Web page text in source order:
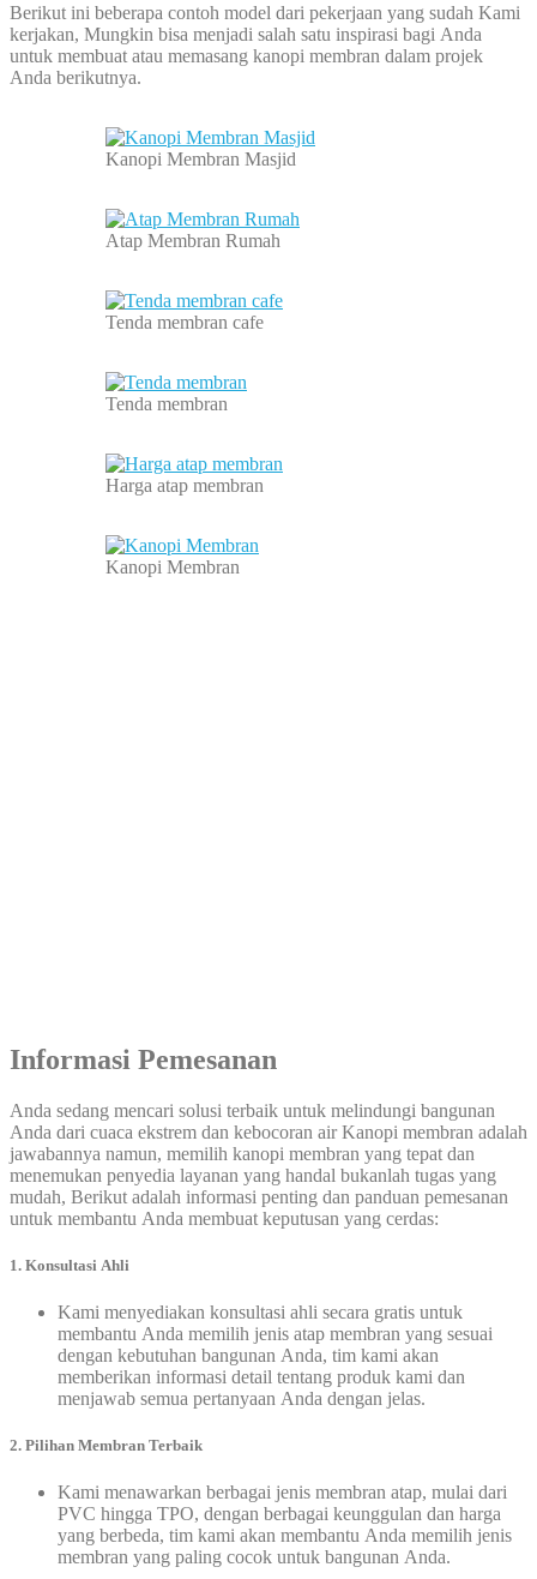
Berikut ini beberapa contoh model dari pekerjaan yang sudah Kami
kerjakan, Mungkin bisa menjadi salah satu inspirasi bagi Anda
untuk membuat atau memasang kanopi membran dalam projek
Anda berikutnya.
Kanopi Membran Masjid
Atap Membran Rumah
Tenda membran cafe
Tenda membran
Harga atap membran
Kanopi Membran
Informasi Pemesanan
Anda sedang mencari solusi terbaik untuk melindungi bangunan
Anda dari cuaca ekstrem dan kebocoran air Kanopi membran adalah
jawabannya namun, memilih kanopi membran yang tepat dan
menemukan penyedia layanan yang handal bukanlah tugas yang
mudah, Berikut adalah informasi penting dan panduan pemesanan
untuk membantu Anda membuat keputusan yang cerdas:
1. Konsultasi Ahli
Kami menyediakan konsultasi ahli secara gratis untuk
membantu Anda memilih jenis atap membran yang sesuai
dengan kebutuhan bangunan Anda, tim kami akan
memberikan informasi detail tentang produk kami dan
menjawab semua pertanyaan Anda dengan jelas.
2. Pilihan Membran Terbaik
Kami menawarkan berbagai jenis membran atap, mulai dari
PVC hingga TPO, dengan berbagai keunggulan dan harga
yang berbeda, tim kami akan membantu Anda memilih jenis
membran yang paling cocok untuk bangunan Anda.